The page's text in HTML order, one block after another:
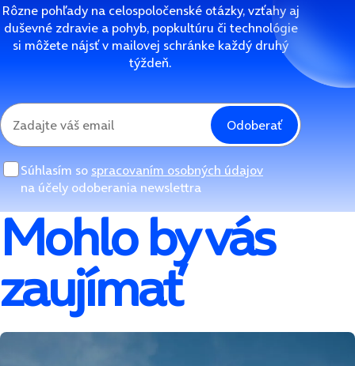
Rôzne pohľady na celospoločenské otázky, vzťahy aj
duševné zdravie a pohyb, popkultúru či technológie
si môžete nájsť v mailovej schránke každý druhý
týždeň.
Odoberať
Súhlasím so spracovaním osobných údajov
na účely odoberania newslettra
Mohlo by vás
zaujímať